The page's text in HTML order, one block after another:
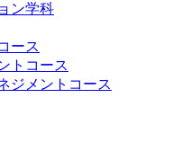
ン学科
ース
トコース
ジメントコース